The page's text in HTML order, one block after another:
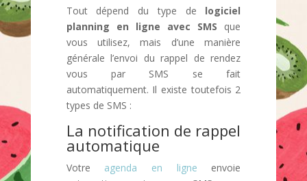
Tout dépend du type de logiciel
planning en ligne avec SMS que
vous utilisez, mais d’une manière
générale l’envoi du rappel de rendez
vous par SMS se fait
automatiquement. Il existe toutefois 2
types de SMS :
La notification de rappel
automatique
Votre agenda en ligne envoie